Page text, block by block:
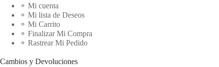
⚬ Mi cuenta
⚬ Mi lista de Deseos
⚬ Mi Carrito
⚬ Finalizar Mi Compra
⚬ Rastrear Mi Pedido
Cambios y Devoluciones